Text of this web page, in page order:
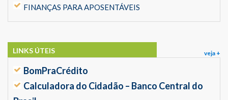
FINANÇAS PARA APOSENTÁVEIS
veja +
LINKS ÚTEIS
BomPraCrédito
Calculadora do Cidadão – Banco Central do